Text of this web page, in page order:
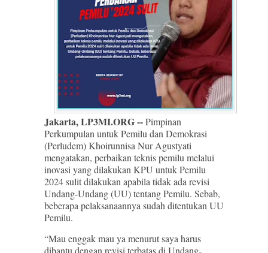
Jakarta, LP3MI.ORG --Pimpinan
Perkumpulan untuk Pemilu dan Demokrasi
(Perludem) Khoirunnisa Nur Agustyati
mengatakan, perbaikan teknis pemilu melalui
inovasi yang dilakukan KPU untuk Pemilu
2024 sulit dilakukan apabila tidak ada revisi
Undang-Undang (UU) tentang Pemilu. Sebab,
beberapa pelaksanaannya sudah ditentukan UU
Pemilu.
“Mau enggak mau ya menurut saya harus
dibantu dengan revisi terbatas di Undang-